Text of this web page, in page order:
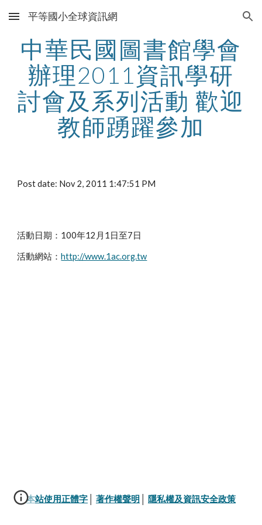
Skip to main content Skip to navigation
平等國小全球資訊網
中華民國圖書館學會
辦理2011資訊學研
討會及系列活動 歡迎
教師踴躍參加
Post date: Nov 2, 2011 1:47:51 PM
活動日期：100年12月1日至7日
活動網站：http://www.1ac.org.tw
本站使用正體字 著作權聲明 隱私權及資訊安全政策